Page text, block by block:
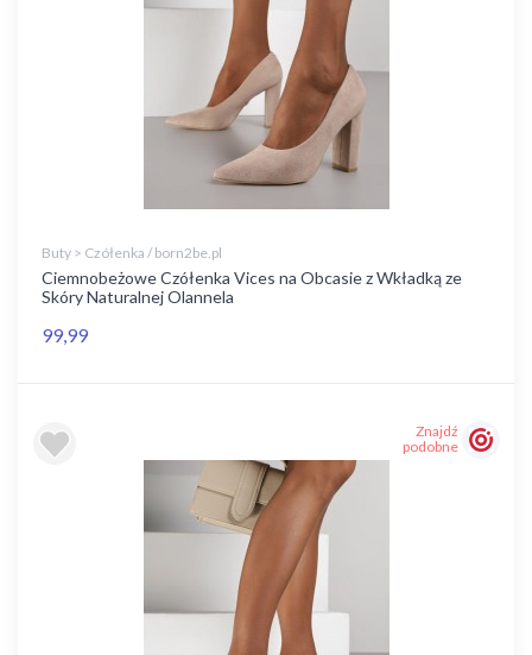
Buty > Czółenka / born2be.pl
Ciemnobeżowe Czółenka Vices na Obcasie z Wkładką ze
Skóry Naturalnej Olannela
99,99
Znajdź
podobne